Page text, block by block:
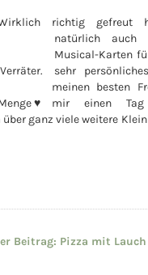
♥
richtig gefreut
natürlich auch
Musical-Karten
sehr
meinen besten
mir einen
ganz viele weitere
Beitrag: Pizza mit